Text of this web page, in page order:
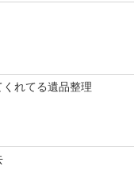
れてる遺品整理